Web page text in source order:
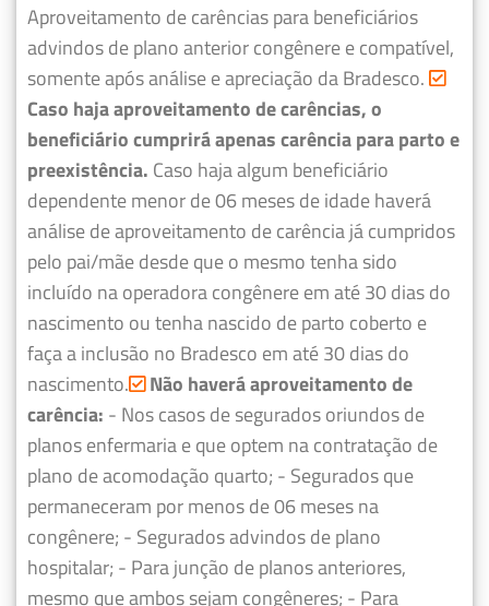
Aproveitamento de carências para beneficiários
advindos de plano anterior congênere e compatível,
somente após análise e apreciação da Bradesco.
Caso haja aproveitamento de carências, o
beneficiário cumprirá apenas carência para parto e
preexistência. Caso haja algum beneficiário
dependente menor de 06 meses de idade haverá
análise de aproveitamento de carência já cumpridos
pelo pai/mãe desde que o mesmo tenha sido
incluído na operadora congênere em até 30 dias do
nascimento ou tenha nascido de parto coberto e
faça a inclusão no Bradesco em até 30 dias do
nascimento. Não haverá aproveitamento de
carência: - Nos casos de segurados oriundos de
planos enfermaria e que optem na contratação de
plano de acomodação quarto; - Segurados que
permaneceram por menos de 06 meses na
congênere; - Segurados advindos de plano
hospitalar; - Para junção de planos anteriores,
mesmo que ambos sejam congêneres; - Para